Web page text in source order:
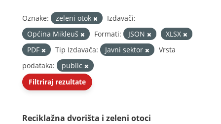
Oznake: zeleni otok
Izdavači:
Općina Mikleuš
Formati: JSON
XLSX
PDF
Tip Izdavača: Javni sektor
Vrsta
podataka:
public
Filtriraj rezultate
Reciklažna dvorišta i zeleni otoci